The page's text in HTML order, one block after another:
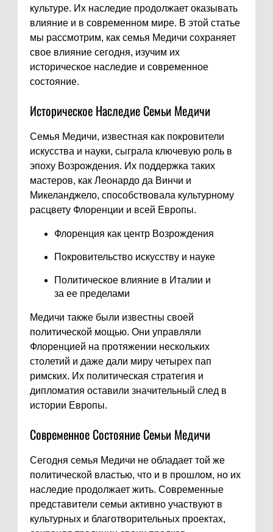
культуре. Их наследие продолжает оказывать
влияние и в современном мире. В этой статье
мы рассмотрим, как семья Медичи сохраняет
свое влияние сегодня, изучим их
историческое наследие и современное
состояние.
Историческое Наследие Семьи Медичи
Семья Медичи, известная как покровители
искусства и науки, сыграла ключевую роль в
эпоху Возрождения. Их поддержка таких
мастеров, как Леонардо да Винчи и
Микеланджело, способствовала культурному
расцвету Флоренции и всей Европы.
Флоренция как центр Возрождения
Покровительство искусству и науке
Политическое влияние в Италии и
за ее пределами
Медичи также были известны своей
политической мощью. Они управляли
Флоренцией на протяжении нескольких
столетий и даже дали миру четырех пап
римских. Их политическая стратегия и
дипломатия оставили значительный след в
истории Европы.
Современное Состояние Семьи Медичи
Сегодня семья Медичи не обладает той же
политической властью, что и в прошлом, но их
наследие продолжает жить. Современные
представители семьи активно участвуют в
культурных и благотворительных проектах,